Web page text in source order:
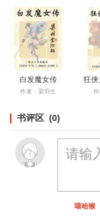
白发魔女传
作者：梁羽生
书评区 (0)
嘻哈猴